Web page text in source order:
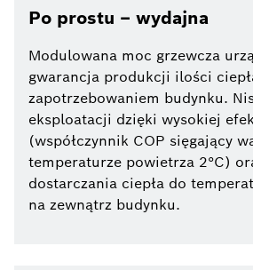
Po prostu – wydajna
Modulowana moc grzewcza
gwarancja produkcji ilości
zapotrzebowaniem budynku.
eksploatacji dzięki wysokiej
(współczynnik COP sięgający
temperaturze powietrza 2°C)
dostarczania ciepła do
na zewnątrz budynku.